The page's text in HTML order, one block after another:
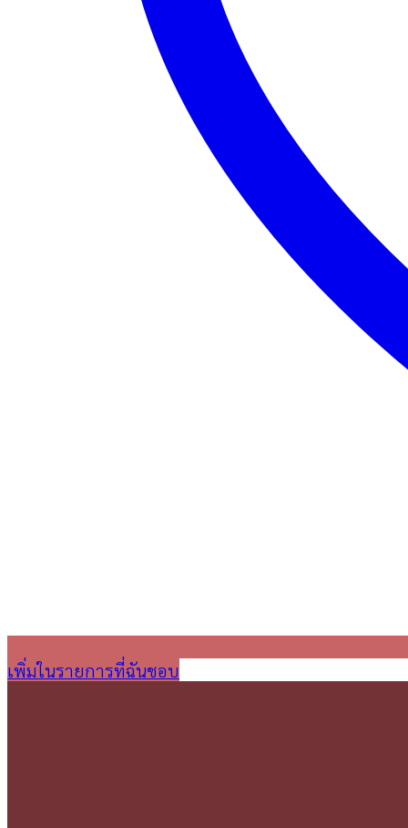
เพิ่มในรายการที่ฉันชอบ